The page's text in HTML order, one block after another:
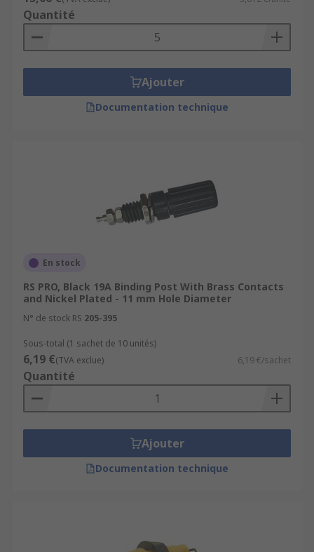
Quantité
Ajouter
Documentation technique
En stock
RS PRO, Black 19A Binding Post With Brass Contacts
and Nickel Plated - 11 mm Hole Diameter
N° de stock RS 205-395
Sous-total (1 sachet de 10 unités)
6,19 €(TVA exclue) 6,19 €/sachet
Quantité
Ajouter
Documentation technique